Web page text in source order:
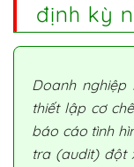
định kỳ
Doanh nghiệp
thiết lập cơ
báo cáo tình
tra (audit) đột